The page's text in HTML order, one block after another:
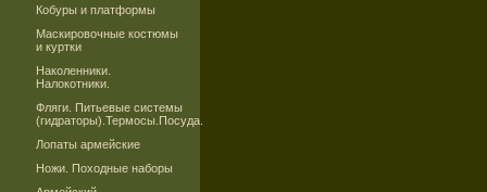
Кобуры и платформы
Маскировочные костюмы
и куртки
Наколенники.
Налокотники.
Фляги. Питьевые системы
(гидраторы).Термосы.Посуда.
Лопаты армейские
Ножи. Походные наборы